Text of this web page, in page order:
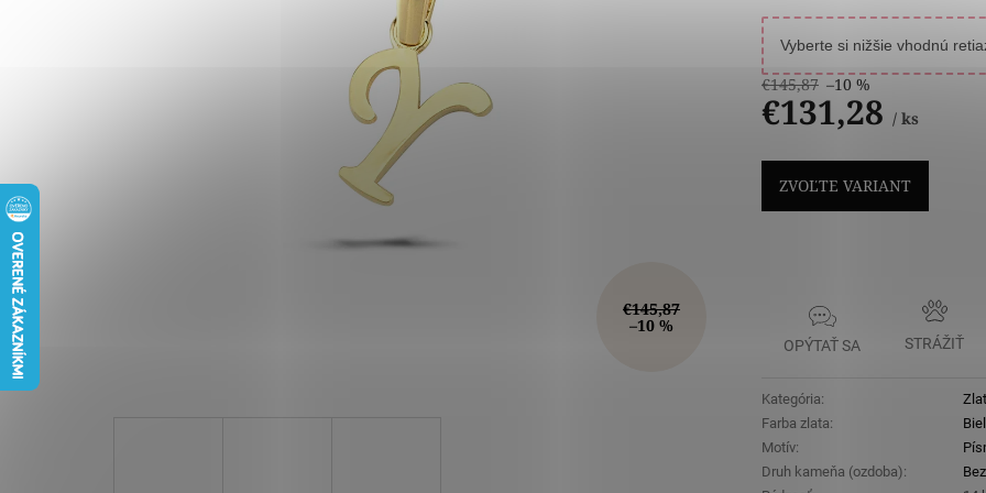
€145,87
–10 %
€145,87 –10 %
€131,28 / ks
ZVOĽTE VARIANT
Vyberte si nižšie vhodnú
OPÝTAŤ SA STRÁŽIŤ
Kategória:
Farba zlata:
Motív:
Druh kameňa (ozdoba):